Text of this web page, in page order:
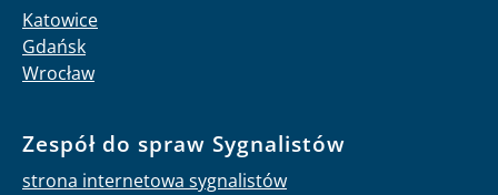
Katowice
Gdańsk
Wrocław
Zespół do spraw Sygnalistów
strona internetowa sygnalistów